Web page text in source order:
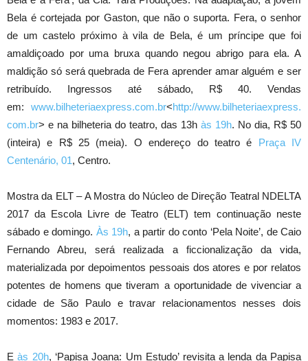
Bela é cortejada por Gaston, que não o suporta. Fera, o senhor
de um castelo próximo à vila de Bela, é um príncipe que foi
amaldiçoado por uma bruxa quando negou abrigo para ela. A
maldição só será quebrada de Fera aprender amar alguém e ser
retribuído. Ingressos até sábado, R$ 40. Vendas
em: www.bilheteriaexpress.com.br<http://www.bilheteriaexpress.
com.br> e na bilheteria do teatro, das 13h às 19h. No dia, R$ 50
(inteira) e R$ 25 (meia). O endereço do teatro é Praça IV
Centenário, 01, Centro.
Mostra da ELT – A Mostra do Núcleo de Direção Teatral NDELTA
2017 da Escola Livre de Teatro (ELT) tem continuação neste
sábado e domingo. Às 19h, a partir do conto ‘Pela Noite’, de Caio
Fernando Abreu, será realizada a ficcionalização da vida,
materializada por depoimentos pessoais dos atores e por relatos
potentes de homens que tiveram a oportunidade de vivenciar a
cidade de São Paulo e travar relacionamentos nesses dois
momentos: 1983 e 2017.
Eàs 20h, ‘Papisa Joana: Um Estudo’ revisita a lenda da Papisa